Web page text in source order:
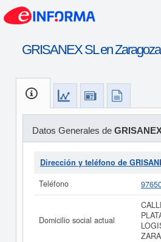
GRISANEX SL en Zaragoza
Datos Generales de
Dirección y teléfono de
Teléfono
Domicilio social actual